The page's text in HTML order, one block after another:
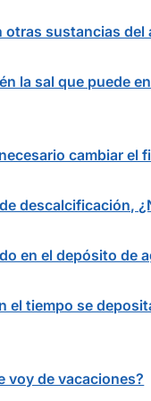
otras sustancias del
la sal que puede
cambiar el
descalcificación,
en el depósito de
el tiempo se
voy de vacaciones?